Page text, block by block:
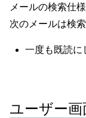
メールの検索仕
次のメールは検
一度も既読に
ユーザー